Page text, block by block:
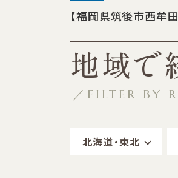
【福岡県筑後市西
地域で
／FILTER BY
北海道・東北